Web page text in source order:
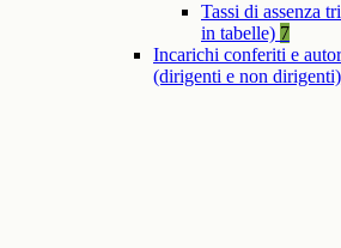
Tassi di assenza
in tabelle) 7
Incarichi conferiti e
(dirigenti e non dirigenti)